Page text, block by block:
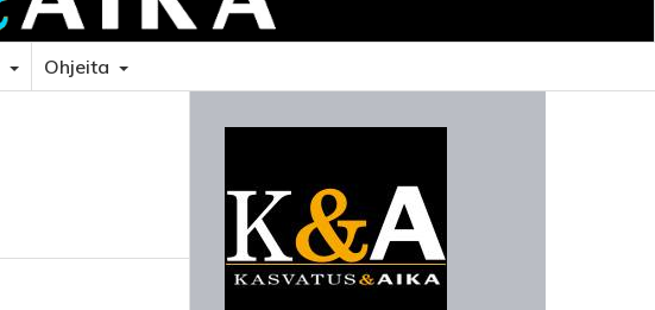
Ohjeita